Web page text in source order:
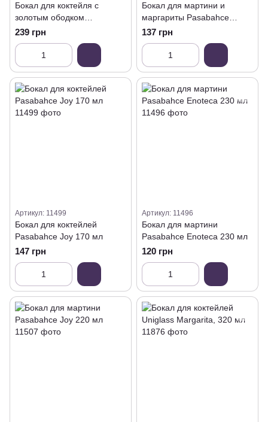
Бокал для коктейля с
золотым ободком
Pasabahce Elysia 260 мл
239 грн
Бокал для мартини и
маргариты Pasabahce
Enoteca 460 мл
137 грн
Артикул: 11499
Бокал для коктейлей
Pasabahce Joy 170 мл
147 грн
Артикул: 11496
Бокал для мартини
Pasabahce Enoteca 230 мл
120 грн